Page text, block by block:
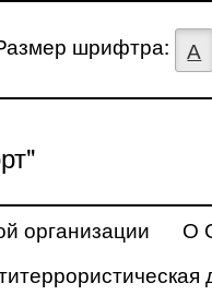
шрифтра: А
организации О